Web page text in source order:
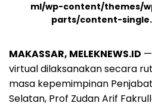
ml/wp-content/themes/
parts/content-
MAKASSAR, MELEKNEWS.ID
virtual dilaksanakan secara
masa kepemimpinan
Selatan, Prof Zudan Arif